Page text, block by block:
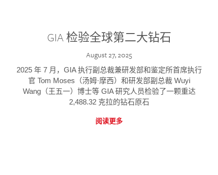
GIA 检验全球第二大钻石
August 27, 2025
2025 年 7 月，GIA 执行副总裁兼研发部和鉴定所首席执行
官 Tom Moses（汤姆·摩西）和研发部副总裁 Wuyi
Wang（王五一）博士等 GIA 研究人员检验了一颗重达
2,488.32 克拉的钻石原石
阅读更多